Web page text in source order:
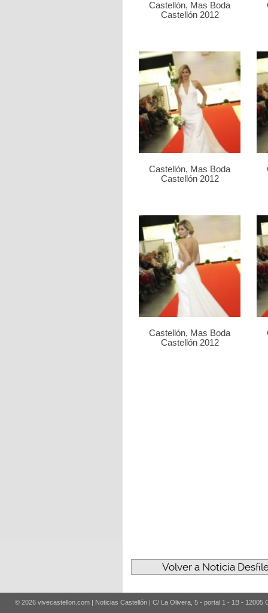
Castellón, Mas Boda
Castellón 2012
Castellón, Mas Boda
Castellón 2012
Castellón, Mas Boda
Castellón 2012
Volver a Noticia
© 2026 vivecastellon.com | Noticias Castellón | C/ La Olivera, 5 - portal 1 - 1B - 12005